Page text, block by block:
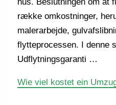
række omkostninger,
malerarbejde,
flytteprocessen. I denne
Udflytningsgaranti …
Wie viel kostet ein